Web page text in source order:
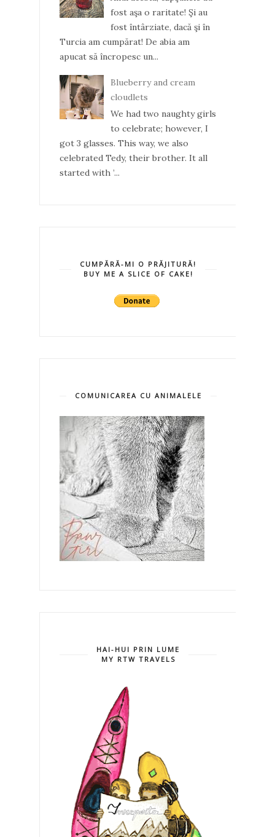
fost aşa o raritate! Şi au
fost întârziate, dacă şi în
Turcia am cumpărat! De abia am
apucat să încropesc un...
Blueberry and cream
cloudlets
We had two naughty girls
to celebrate; however, I
got 3 glasses. This way, we also
celebrated Tedy, their brother. It all
started with ’...
CUMPĂRĂ-MI O PRĂJITURĂ!
BUY ME A SLICE OF CAKE!
COMUNICAREA CU ANIMALELE
HAI-HUI PRIN LUME
MY RTW TRAVELS